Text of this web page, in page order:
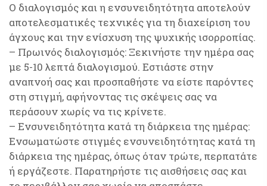
Ο διαλογισμός και η ενσυνειδητότητα αποτελούν
αποτελεσματικές τεχνικές για τη διαχείριση του
άγχους και την ενίσχυση της ψυχικής ισορροπίας.
– Πρωινός διαλογισμός: Ξεκινήστε την ημέρα σας
με 5-10 λεπτά διαλογισμού. Εστιάστε στην
αναπνοή σας και προσπαθήστε να είστε παρόντες
στη στιγμή, αφήνοντας τις σκέψεις σας να
περάσουν χωρίς να τις κρίνετε.
– Ενσυνειδητότητα κατά τη διάρκεια της ημέρας:
Ενσωματώστε στιγμές ενσυνειδητότητας κατά τη
διάρκεια της ημέρας, όπως όταν τρώτε, περπατάτε
ή εργάζεστε. Παρατηρήστε τις αισθήσεις σας και